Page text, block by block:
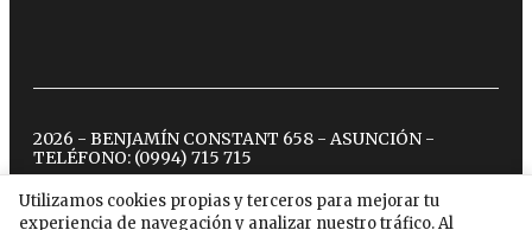
Utilizamos cookies propias y terceros para mejorar tu
experiencia de navegación y analizar nuestro tráfico. Al
2026 - BENJAMÍN CONSTANT 658 - ASUNCIÓN -
TELÉFONO: (0994) 715 715